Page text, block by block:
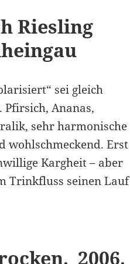
Riesling
sei gleich
Ananas,
sehr harmonische
wohlschmeckend. Erst
Kargheit – aber
Trinkfluss seinen Lauf
2006,